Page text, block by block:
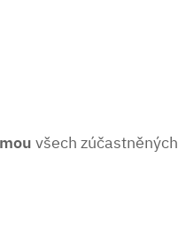
všech zúčastněných